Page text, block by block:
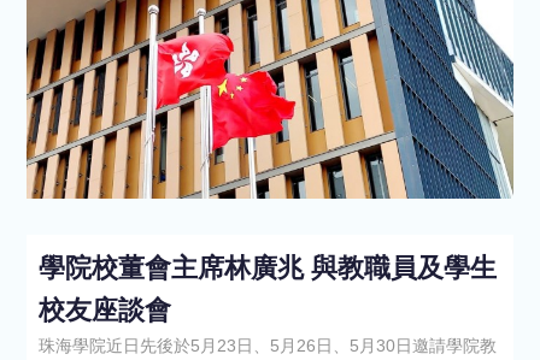
學院校董會主席林廣兆 與教職員及學生
校友座談會
珠海學院近日先後於5月23日、5月26日、5月30日邀請學院教